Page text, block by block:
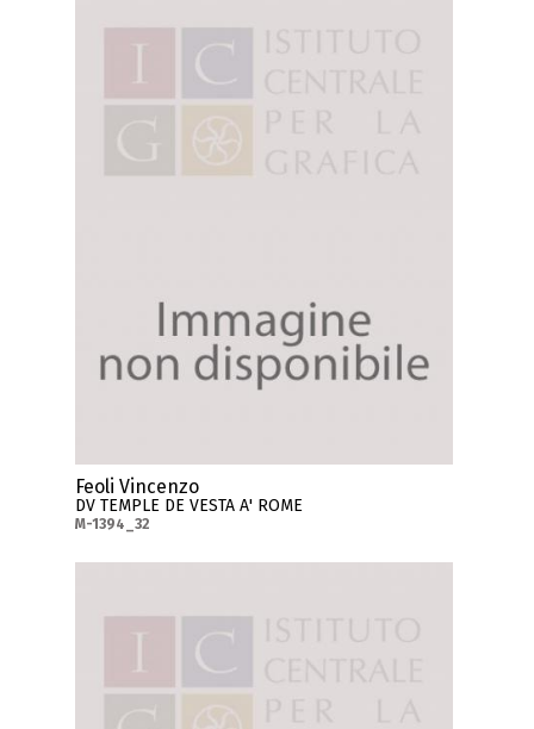
Feoli Vincenzo
DV TEMPLE DE VESTA A' ROME
M-1394_32